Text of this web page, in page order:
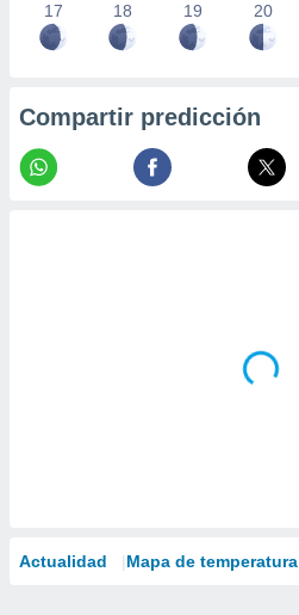
17 18 19 20
Compartir predicción
Actualidad Mapa de temperatura